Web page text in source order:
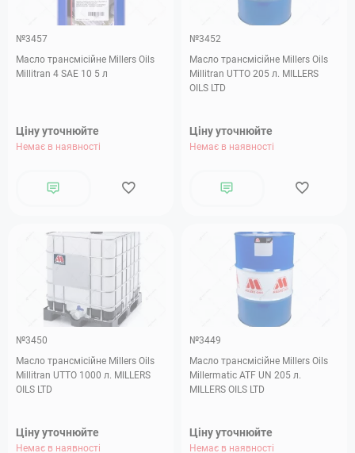
№3457
Масло трансмісійне Millers Oils
Millitran 4 SAE 10 5 л
Ціну уточнюйте
Немає в наявності
№3452
Масло трансмісійне Millers Oils
Millitran UTTO 205 л. MILLERS
OILS LTD
Ціну уточнюйте
Немає в наявності
№3450
Масло трансмісійне Millers Oils
Millitran UTTO 1000 л. MILLERS
OILS LTD
Ціну уточнюйте
Немає в наявності
№3449
Масло трансмісійне Millers Oils
Millermatic ATF UN 205 л.
MILLERS OILS LTD
Ціну уточнюйте
Немає в наявності